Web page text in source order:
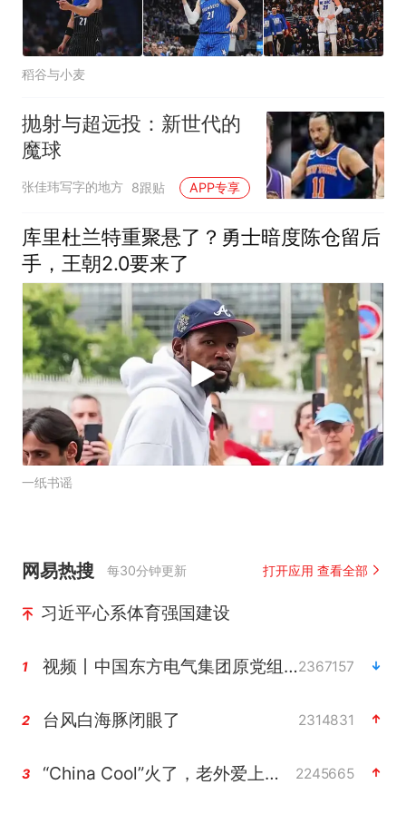
稻谷与小麦
抛射与超远投：新世代的
魔球
张佳玮写字的地方 8跟贴 APP专享
库里杜兰特重聚悬了？勇士暗度陈仓留后
手，王朝2.0要来了
一纸书谣
网易热搜 每30分钟更新 打开应用 查看全部
习近平心系体育强国建设
1 视频丨中国东方电气集团原党组副书记、董事宋致远被查2367157
2 台风白海豚闭眼了 2314831
3 “China Cool”火了，老外爱上中国避暑游 2245665